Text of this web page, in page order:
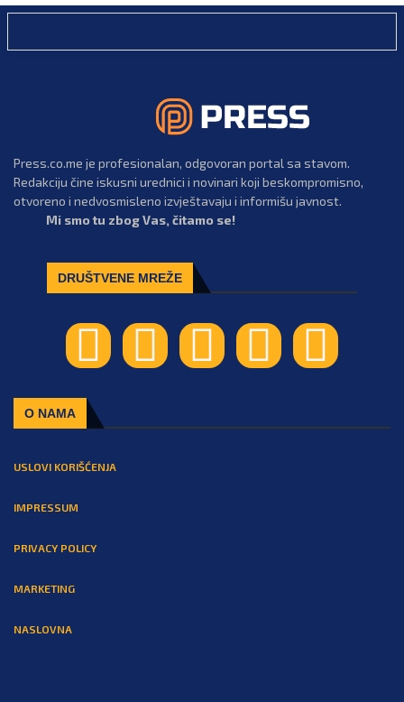
Press.co.me je profesionalan, odgovoran portal sa stavom.
Redakciju čine iskusni urednici i novinari koji beskompromisno,
otvoreno i nedvosmisleno izvještavaju i informišu javnost.
Mi smo tu zbog Vas, čitamo se!
DRUŠTVENE MREŽE
O NAMA
USLOVI KORIŠĆENJA
IMPRESSUM
PRIVACY POLICY
MARKETING
NASLOVNA